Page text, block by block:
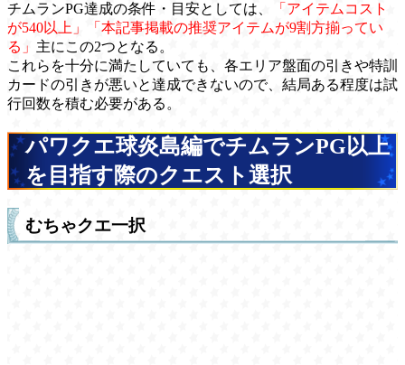
チムランPG達成の条件・目安としては、
「アイテムコスト
が540以上」「本記事掲載の推奨アイテムが9割方揃ってい
る」 主にこの2つとなる。
これらを十分に満たしていても、各エリア盤面の引きや特訓
カードの引きが悪いと達成できないので、結局ある程度は試
行回数を積む必要がある。
パワクエ球炎島編でチムランPG以上
を目指す際のクエスト選択
むちゃクエ一択